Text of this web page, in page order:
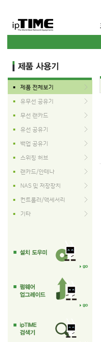
■ 제품 전체보기
■ 유무선 공유기
■ 무선 랜카드
■ 유선 공유기
■ 백업 공유기
■ 스위칭 허브
■ 랜카드/안테나
■ NAS 및 저장장치
■ 컨트롤러/액세서리
■ 기타